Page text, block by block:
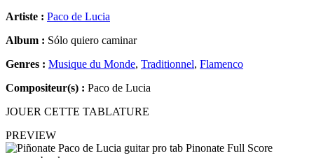
Artiste : Paco de Lucia
Album : Sólo quiero caminar
Genres : Musique du Monde, Traditionnel, Flamenco
Compositeur(s) : Paco de Lucia
JOUER CETTE TABLATURE
PREVIEW